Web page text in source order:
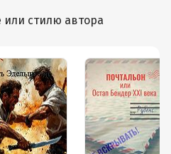
или стилю автора